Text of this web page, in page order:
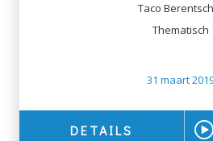
Taco
Thematisch
31 maart
DETAILS